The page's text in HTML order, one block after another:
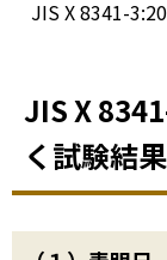
JIS X 8341-
JIS X
く試験結果